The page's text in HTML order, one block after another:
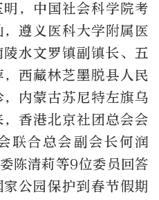
，中国社会科学院考
遵义医科大学附属医
水文罗镇副镇长、五
西藏林芝墨脱县人民
内蒙古苏尼特左旗乌
香港北京社团总会会
联合总会副会长何润
陈清莉等9位委员回答
公园保护到春节假期